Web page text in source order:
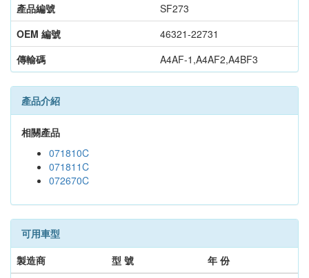
產品編號
SF273
OEM 編號
46321-22731
傳輸碼
A4AF-1,A4AF2,A4BF3
產品介紹
相關產品
071810C
071811C
072670C
可用車型
製造商
型 號
年 份